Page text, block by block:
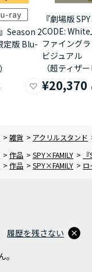
Season 2
定版 Blu-
『劇場版
CODE:
ファイング
ビジュアル
（超ティザ
¥20,370
> 雑貨 > アクリルスタンド
> 作品 > SPY×FAMILY >
> 作品 > SPY×FAMILY > ロ
履歴を残さない